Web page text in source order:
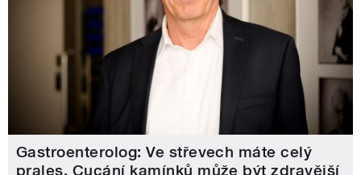
Gastroenterolog: Ve střevech máte celý
prales. Cucání kamínků může být zdravější